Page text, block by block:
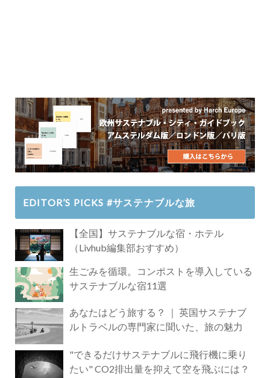
EDITOR’S PICKS #サステナブルな旅
【全国】サステナブルな宿・ホテル
（Livhub編集部おすすめ）
生ごみを循環。コンポストを導入している
サステナブルな宿11選
あなたはどう旅する？ ｜ 英国サステナブ
ルトラベルの専門家に聞いた、旅の魅力
"できるだけサステナブルに飛行機に乗り
たい" CO2排出量を抑えて空を飛ぶには？